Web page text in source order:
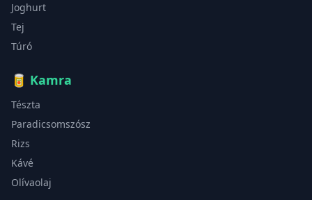
Joghurt
Tej
Túró
🥫 Kamra
Tészta
Paradicsomszósz
Rizs
Kávé
Olívaolaj